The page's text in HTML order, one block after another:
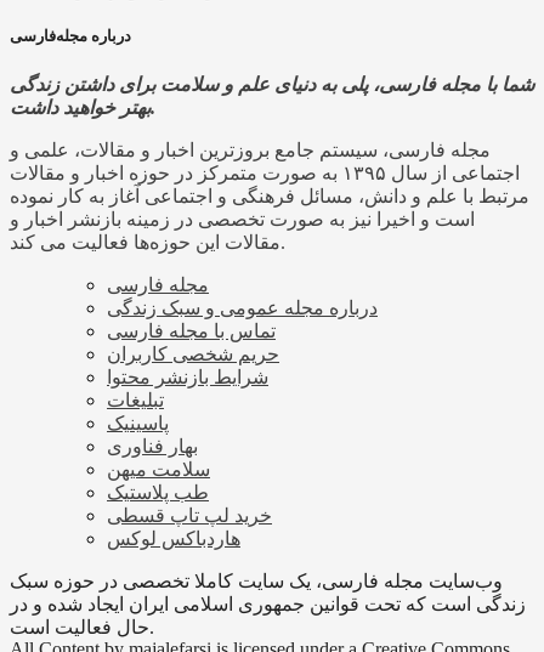
درباره مجله‌فارسی
شما با مجله فارسی، پلی به دنیای علم و سلامت برای داشتن زندگی
بهتر خواهید داشت.
مجله فارسی، سیستم جامع بروزترین اخبار و مقالات، علمی و
اجتماعی از سال ۱۳۹۵ به صورت متمرکز در حوزه اخبار و مقالات
مرتبط با علم و دانش، مسائل فرهنگی و اجتماعی آغاز به کار نموده
است و اخیرا نیز به صورت تخصصی در زمینه بازنشر اخبار و
مقالات این حوزه‌ها فعالیت می کند.
مجله فارسی
درباره مجله عمومی و سبک زندگی
تماس با مجله فارسی
حریم شخصی کاربران
شرایط بازنشر محتوا
تبلیغات
پاسینیک
بهار فناوری
سلامت میهن
طب پلاستیک
خرید لپ تاپ قسطی
هاردباکس لوکس
وب‌سایت مجله فارسی، یک سایت کاملا تخصصی در حوزه سبک
زندگی است که تحت قوانین جمهوری اسلامی ایران ایجاد شده و در
حال فعالیت است.